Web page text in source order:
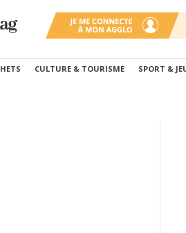
CULTURE & TOURISME SPORT &